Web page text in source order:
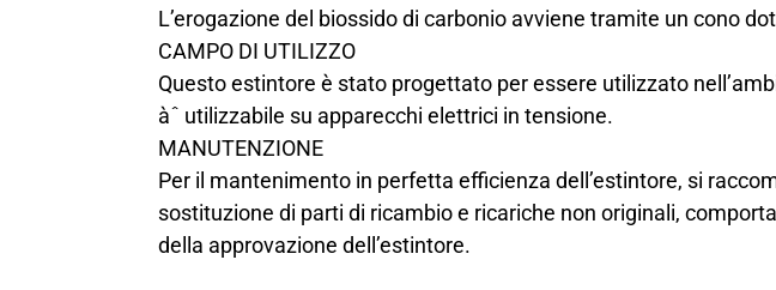
L’erogazione del biossido di carbonio avviene tramite un cono
CAMPO DI UTILIZZO
Questo estintore è stato progettato per essere utilizzato
àˆ utilizzabile su apparecchi elettrici in tensione.
MANUTENZIONE
Per il mantenimento in perfetta efficienza dell’estintore, si
sostituzione di parti di ricambio e ricariche non originali,
della approvazione dell’estintore.